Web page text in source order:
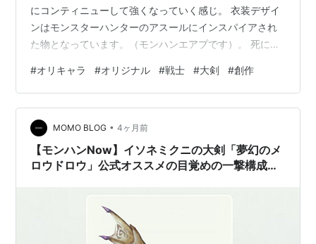
にコンティニューして強くなっていく感じ。 衣装デザイ
ンはモンスターハンターのアスールにインスパイアされ
た物となっています。（モンハンエアプです）。 死に続
#オリキャラ #オリジナル #戦士 #大剣 #創作
MOMO BLOG • 4ヶ月前
【モンハンNow】イソネミクニの大剣「夢幻のメ
ロウドロウ」公式オススメの目覚めの一撃構成や